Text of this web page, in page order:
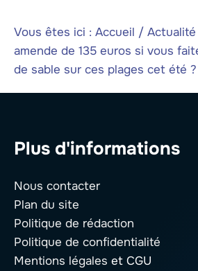
Vous êtes ici : Accueil / Actualité
amende de 135 euros si vous
de sable sur ces plages cet été ?
Plus d'informations
Nous contacter
Plan du site
Politique de rédaction
Politique de confidentialité
Mentions légales et CGU